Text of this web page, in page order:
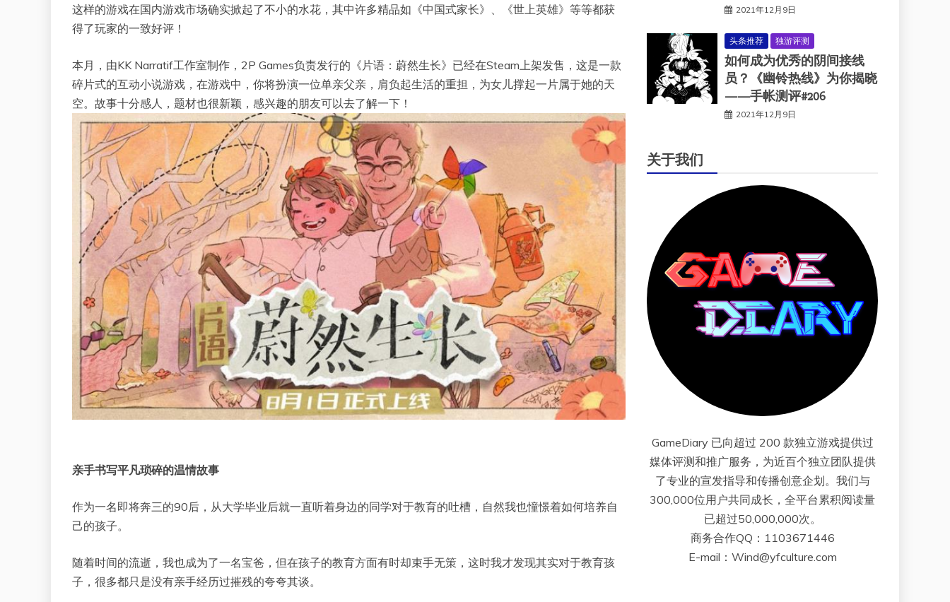
这样的游戏在国内游戏市场确实掀起了不小的水花，其中许多精品如《中国式家长》、《世上英雄》等等都获
得了玩家的一致好评！
本月，由KK Narratif工作室制作，2P Games负责发行的《片语：蔚然生长》已经在Steam上架发售，这是一款
碎片式的互动小说游戏，在游戏中，你将扮演一位单亲父亲，肩负起生活的重担，为女儿撑起一片属于她的天
空。故事十分感人，题材也很新颖，感兴趣的朋友可以去了解一下！
亲手书写平凡琐碎的温情故事
作为一名即将奔三的90后，从大学毕业后就一直听着身边的同学对于教育的吐槽，自然我也憧憬着如何培养自
己的孩子。
随着时间的流逝，我也成为了一名宝爸，但在孩子的教育方面有时却束手无策，这时我才发现其实对于教育孩
子，很多都只是没有亲手经历过摧残的夸夸其谈。
2021年12月9日
头条推荐 独游评测
如何成为优秀的阴间接线
员？《幽铃热线》为你揭晓
——手帐测评#206
2021年12月9日
关于我们
GameDiary 已向超过 200 款独立游戏提供过
媒体评测和推广服务，为近百个独立团队提供
了专业的宣发指导和传播创意企划。我们与
300,000位用户共同成长，全平台累积阅读量
已超过50,000,000次。
商务合作QQ：1103671446
E-mail：Wind@yfculture.com